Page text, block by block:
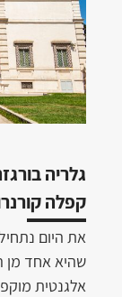
גלריה
קפלה קורנרו
את היום
שהיא אחד מן
אלגנטית